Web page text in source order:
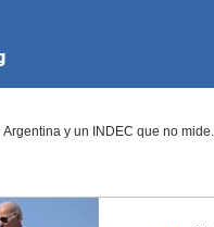
Argentina y un INDEC que no mide...